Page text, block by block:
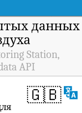
данных
Station,
API
🇬🇧